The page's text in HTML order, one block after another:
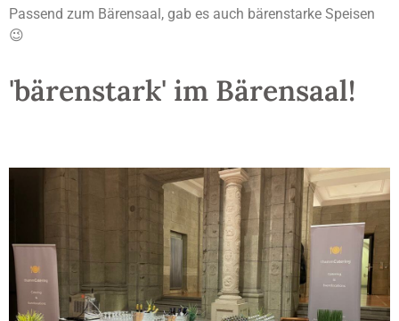
Passend zum Bärensaal, gab es auch bärenstarke Speisen
😉
'bärenstark' im Bärensaal!